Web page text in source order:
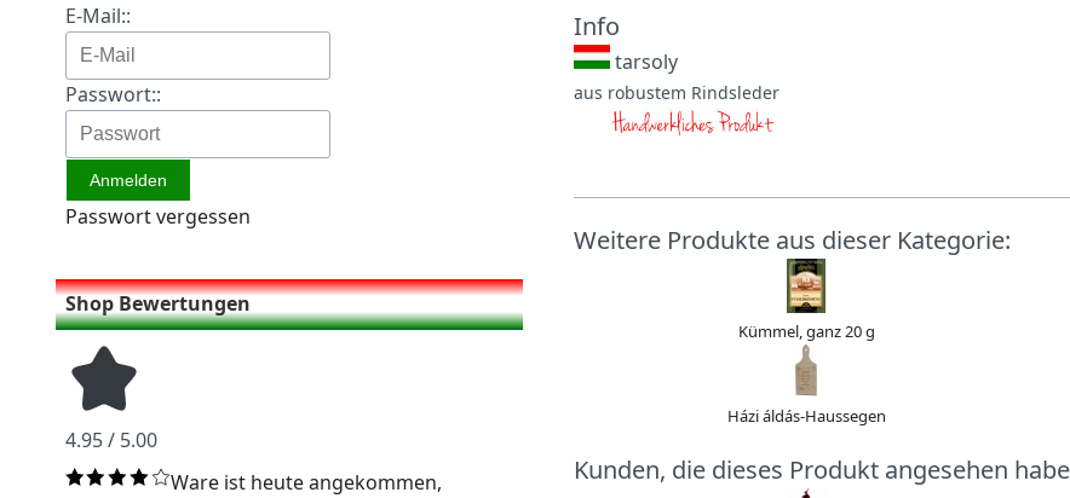
E-Mail::
Passwort::
Passwort vergessen
Shop Bewertungen
4.95 / 5.00
Ware ist heute angekommen,
Info
tarsoly
aus robustem Rindsleder
Weitere Produkte aus dieser Kategorie:
Kümmel, ganz 20 g
Házi áldás-Haussegen
Kunden, die dieses Produkt angesehen